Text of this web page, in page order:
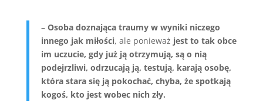
– Osoba doznająca traumy w wyniki niczego
innego jak miłości, ale ponieważ jest to tak obce
im uczucie, gdy już ją otrzymują, są o nią
podejrzliwi, odrzucają ją, testują, karają osobę,
która stara się ją pokochać, chyba, że spotkają
kogoś, kto jest wobec nich zły.